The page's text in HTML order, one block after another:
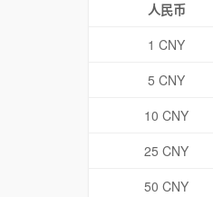
人民币
1 CNY
5 CNY
10 CNY
25 CNY
50 CNY